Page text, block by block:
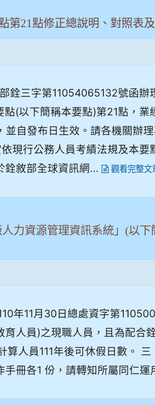
第21點修正總說明、對照表
銓三字第11054065132號函辦
(以下簡稱本要點)第21點，業
自發布日生效。請各機關辦
現行公務人員考績法規及本要
銓敘部全球資訊網...
觀看完整文
力資源管理資訊系統」(以下
年11月30日總處資字第
人員)之現職人員，且為配合
人員111年後可休假日數。
冊各1 份，請轉知所屬同仁運